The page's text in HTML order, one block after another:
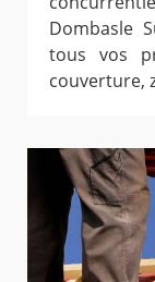
Dombasle
tous vos
couverture,